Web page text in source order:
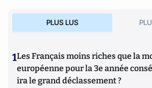
PLUS LUS
1Les Français moins riches que la
européenne pour la 3e année
ira le grand déclassement ?